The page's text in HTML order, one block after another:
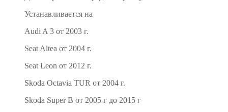
Устанавливается на
Audi A 3 от 2003 г.
Seat Altea от 2004 г.
Seat Leon от 2012 г.
Skoda Octavia TUR от 2004 г.
Skoda Super B от 2005 г до 2015 г